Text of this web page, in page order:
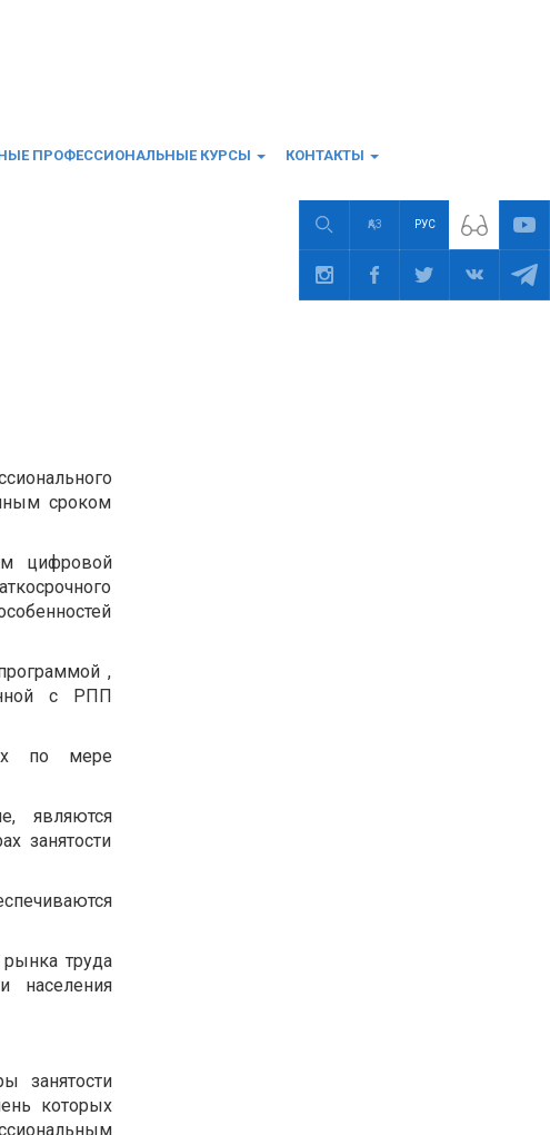
ПРОФЕССИОНАЛЬНЫЕ КУРСЫ КОНТАКТЫ
ҚАЗ РУС
сроком
цифровой
,
с РПП
по мере
являются
занятости
рынка труда
населения
занятости
которых